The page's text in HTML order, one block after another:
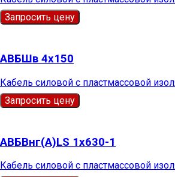
Запросить цену
АВБШв 4х150
Кабель силовой с пластмассовой
Запросить цену
АВБВнг(А)LS 1х630-1
Кабель силовой с пластмассовой